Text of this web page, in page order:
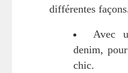
différentes
Avec
denim,
chic.